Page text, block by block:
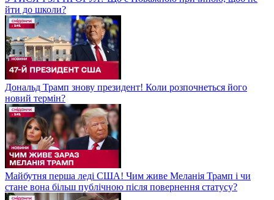
йти до школи?
Дональд Трамп знову президент! Коли розпочнеться його
новий термін?
Майбутня перша леді США! Чим живе Меланія Трамп і чи
стане вона більш публічною після повернення статусу?